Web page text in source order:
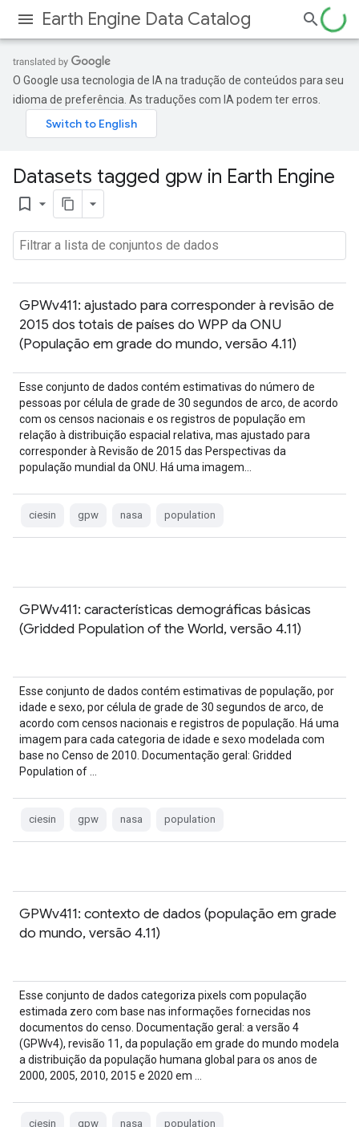
Earth Engine Data Catalog
O Google usa tecnologia de IA na tradução de conteúdos para seu
idioma de preferência. As traduções com IA podem ter erros.
Datasets tagged gpw in Earth Engine
bookmark_border
GPWv411: ajustado para corresponder à revisão de
2015 dos totais de países do WPP da ONU
(População em grade do mundo, versão 4.11)
Esse conjunto de dados contém estimativas do número de
pessoas por célula de grade de 30 segundos de arco, de acordo
com os censos nacionais e os registros de população em
relação à distribuição espacial relativa, mas ajustado para
corresponder à Revisão de 2015 das Perspectivas da
população mundial da ONU. Há uma imagem…
ciesin gpw nasa population
GPWv411: características demográficas básicas
(Gridded Population of the World, versão 4.11)
Esse conjunto de dados contém estimativas de população, por
idade e sexo, por célula de grade de 30 segundos de arco, de
acordo com censos nacionais e registros de população. Há uma
imagem para cada categoria de idade e sexo modelada com
base no Censo de 2010. Documentação geral: Gridded
Population of …
ciesin gpw nasa population
GPWv411: contexto de dados (população em grade
do mundo, versão 4.11)
Esse conjunto de dados categoriza pixels com população
estimada zero com base nas informações fornecidas nos
documentos do censo. Documentação geral: a versão 4
(GPWv4), revisão 11, da população em grade do mundo modela
a distribuição da população humana global para os anos de
2000, 2005, 2010, 2015 e 2020 em …
ciesin gpw nasa population